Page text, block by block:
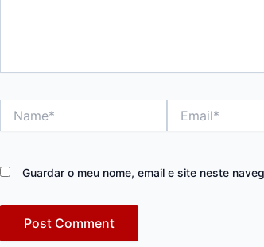
Guardar o meu nome, email e site neste